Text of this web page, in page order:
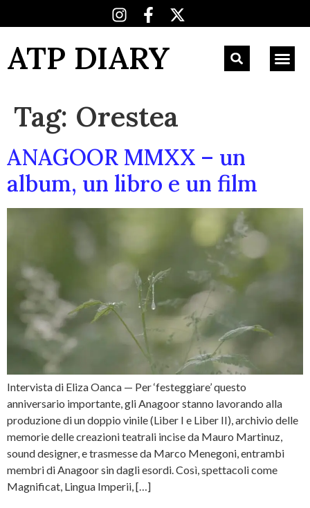
ATP DIARY
Tag: Orestea
ANAGOOR MMXX – un
album, un libro e un film
Intervista di Eliza Oanca — Per ‘festeggiare’ questo
anniversario importante, gli Anagoor stanno lavorando alla
produzione di un doppio vinile (Liber I e Liber II), archivio delle
memorie delle creazioni teatrali incise da Mauro Martinuz,
sound designer, e trasmesse da Marco Menegoni, entrambi
membri di Anagoor sin dagli esordi. Così, spettacoli come
Magnificat, Lingua Imperii, […]